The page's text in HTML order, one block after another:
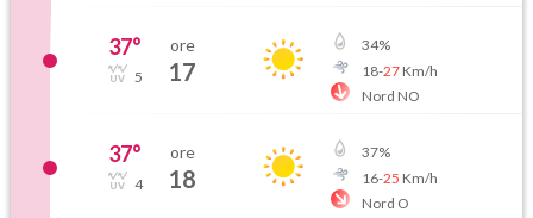
37°
5
ore
17
34%
18-27Km/h
Nord NO
37°
4
ore
18
37%
16-25 Km/h
Nord O